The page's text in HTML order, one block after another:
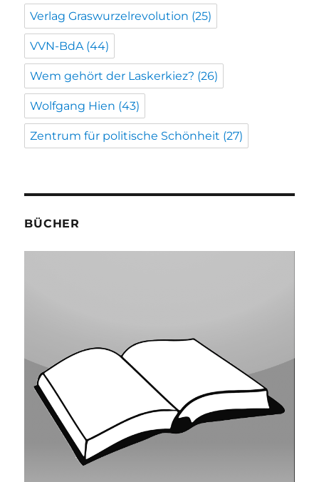
Verlag Graswurzelrevolution (25)
VVN-BdA (44)
Wem gehört der Laskerkiez? (26)
Wolfgang Hien (43)
Zentrum für politische Schönheit (27)
BÜCHER